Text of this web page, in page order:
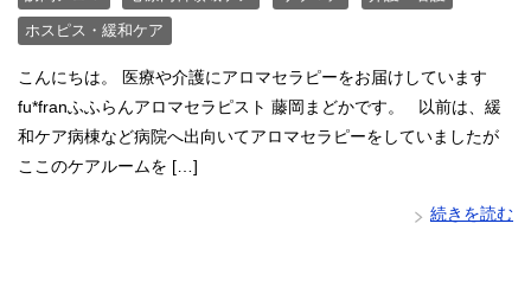
ホスピス・緩和ケア
こんにちは。 医療や介護にアロマセラピーをお届けしています
fu*franふふらんアロマセラピスト 藤岡まどかです。 以前は、緩
和ケア病棟など病院へ出向いてアロマセラピーをしていましたが
ここのケアルームを […]
続きを読む